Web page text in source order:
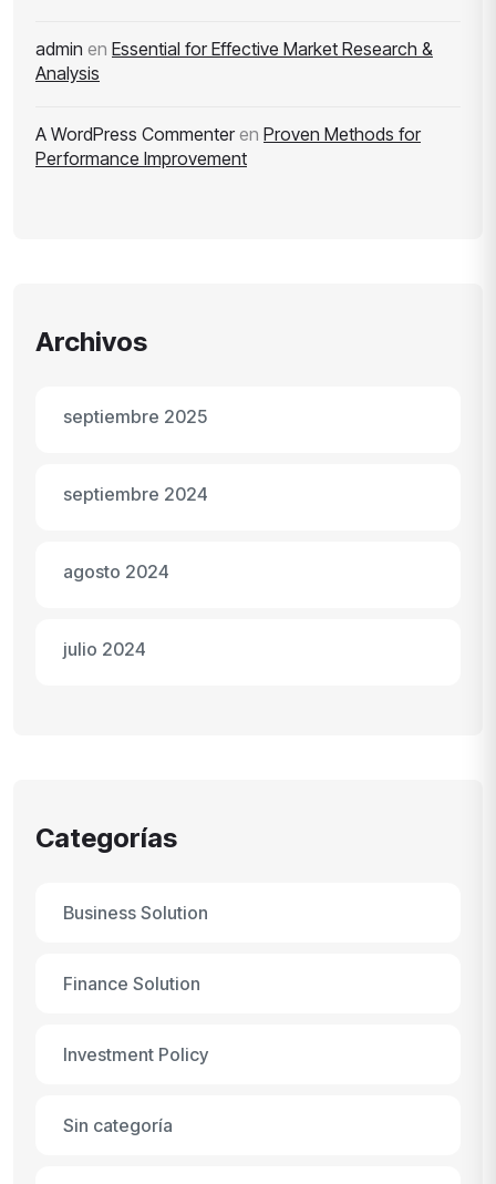
admin en Essential for Effective Market Research &
Analysis
A WordPress Commenter en Proven Methods for
Performance Improvement
Archivos
septiembre 2025
septiembre 2024
agosto 2024
julio 2024
Categorías
Business Solution
Finance Solution
Investment Policy
Sin categoría